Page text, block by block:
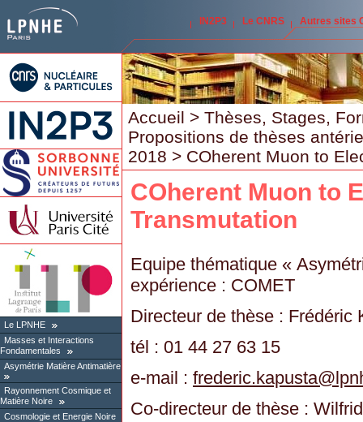
IN2P3 Le CNRS Autres sites
Le LPNHE
Masses et Interactions
Fondamentales
Asymétrie Matière Antimatière
Rayonnement Cosmique et
Matière Noire
Cosmologie et Energie Noire
Accueil > Thèses, Stages,
Propositions de thèses
2018 > COherent Muon to
COherent Muon to
Transmutation
Equipe thématique «
expérience : COMET
Directeur de thèse : Frédéric
tél : 01 44 27 63 15
e-mail : frederic.kapusta@
Co-directeur de thèse :